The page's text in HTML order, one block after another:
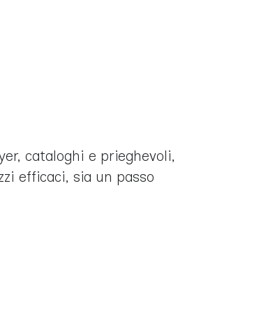
cataloghi e prieghevoli,
efficaci, sia un passo